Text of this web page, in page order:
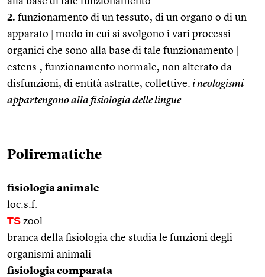
2. funzionamento di un tessuto, di un organo o di un
apparato
modo in cui si svolgono i vari processi
organici che sono alla base di tale funzionamento
estens., funzionamento normale, non alterato da
disfunzioni, di entità astratte, collettive: i neologismi
appartengono alla fisiologia delle lingue
Polirematiche
fisiologia animale
loc.s.f.
TS zool.
branca della fisiologia che studia le funzioni degli
organismi animali
fisiologia comparata